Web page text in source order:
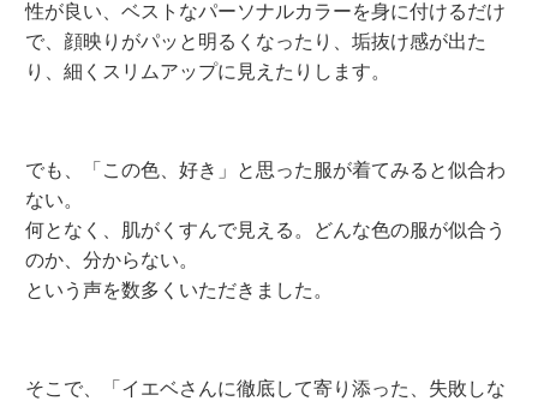
性が良い、ベストなパーソナルカラーを身に付けるだけ
で、顔映りがパッと明るくなったり、垢抜け感が出た
り、細くスリムアップに見えたりします。
でも、「この色、好き」と思った服が着てみると似合わ
ない。
何となく、肌がくすんで見える。どんな色の服が似合う
のか、分からない。
という声を数多くいただきました。
そこで、「イエベさんに徹底して寄り添った、失敗しな